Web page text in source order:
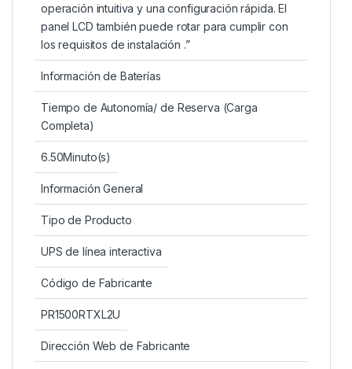
operación intuitiva y una configuración rápida. El
panel LCD también puede rotar para cumplir con
los requisitos de instalación .”
Información de Baterías
Tiempo de Autonomía/ de Reserva (Carga
Completa)
6.50Minuto(s)
Información General
Tipo de Producto
UPS de línea interactiva
Código de Fabricante
PR1500RTXL2U
Dirección Web de Fabricante